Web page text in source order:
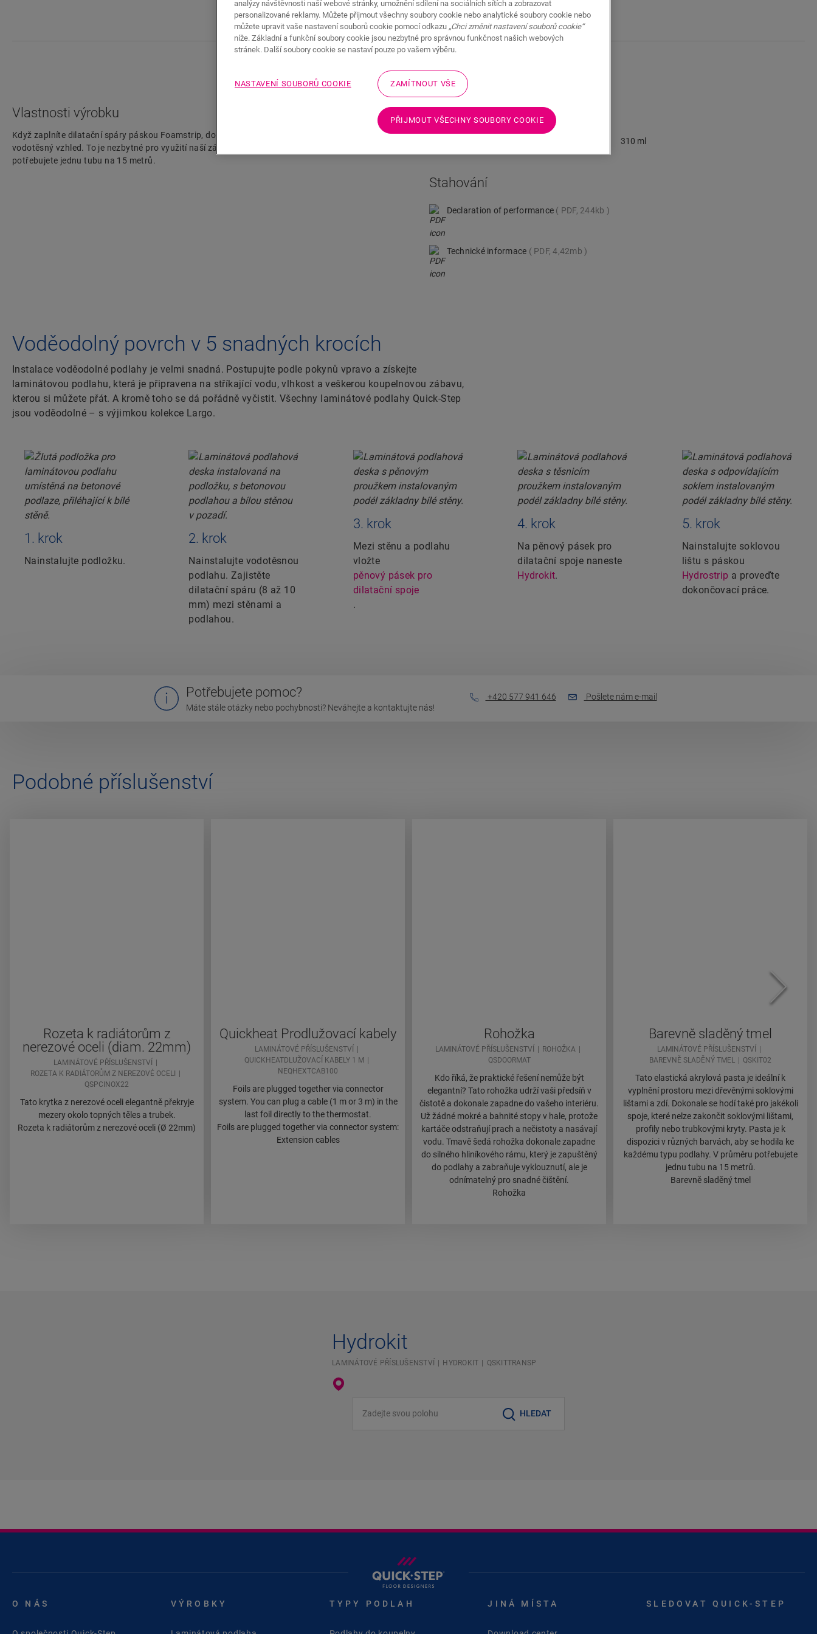
Rychlý přechod na Stahování
Vlastnosti výrobku
Když zaplníte dilatační spáry páskou Foamstrip, dodá tento průhledný silikon vaší podlaze
vodotěsný vzhled. To je nezbytné pro využití naší záruky na voděodolnost. V průměru
potřebujete jednu tubu na 15 metrů.
Technické informace
310 ml
Stahování
Declaration of performance PDF, 244kb
Technické informace PDF, 4,42mb
Voděodolný povrch v 5 snadných krocích
Instalace voděodolné podlahy je velmi snadná. Postupujte podle pokynů vpravo a získejte
laminátovou podlahu, která je připravena na stříkající vodu, vlhkost a veškerou koupelnovou zábavu,
kterou si můžete přát. A kromě toho se dá pořádně vyčistit. Všechny laminátové podlahy Quick-Step
jsou voděodolné – s výjimkou kolekce Largo.
1. krok
Nainstalujte podložku.
2. krok
Nainstalujte vodotěsnou
podlahu. Zajistěte
dilatační spáru (8 až 10
mm) mezi stěnami a
podlahou.
3. krok
Mezi stěnu a podlahu
vložte
pěnový pásek pro
dilatační spoje
.
4. krok
Na pěnový pásek pro
dilatační spoje naneste
Hydrokit.
5. krok
Nainstalujte soklovou
lištu s páskou
Hydrostrip a proveďte
dokončovací práce.
Potřebujete pomoc?
Máte stále otázky nebo pochybnosti? Neváhejte a kontaktujte nás!
+420 577 941 646 Pošlete nám e-mail
Podobné příslušenství
Rozeta k radiátorům z
nerezové oceli (diam. 22mm)
LAMINÁTOVÉ PŘÍSLUŠENSTVÍ
ROZETA K RADIÁTORŮM Z NEREZOVÉ OCELI
QSPCINOX22
Tato krytka z nerezové oceli elegantně překryje
mezery okolo topných těles a trubek.
Rozeta k radiátorům z nerezové oceli (Ø 22mm)
Quickheat Prodlužovací kabely
LAMINÁTOVÉ PŘÍSLUŠENSTVÍ
QUICKHEATDLUŽOVACÍ KABELY 1 M
NEQHEXTCAB100
Foils are plugged together via connector
system. You can plug a cable (1 m or 3 m) in the
last foil directly to the thermostat.
Foils are plugged together via connector system:
Extension cables
Rohožka
LAMINÁTOVÉ PŘÍSLUŠENSTVÍ
ROHOŽKA
QSDOORMAT
Kdo říká, že praktické řešení nemůže být
elegantní? Tato rohožka udrží vaši předsíň v
čistotě a dokonale zapadne do vašeho interiéru.
Už žádné mokré a bahnité stopy v hale, protože
kartáče odstraňují prach a nečistoty a nasávají
vodu. Tmavě šedá rohožka dokonale zapadne
do silného hliníkového rámu, který je zapuštěný
do podlahy a zabraňuje vyklouznutí, ale je
odnímatelný pro snadné čištění.
Rohožka
Barevně sladěný tmel
LAMINÁTOVÉ PŘÍSLUŠENSTVÍ
BAREVNĚ SLADĚNÝ TMEL
QSKIT02
Tato elastická akrylová pasta je ideální k
vyplnění prostoru mezi dřevěnými soklovými
lištami a zdí. Dokonale se hodí také pro jakékoli
spoje, které nelze zakončit soklovými lištami,
profily nebo trubkovými kryty. Pasta je k
dispozici v různých barvách, aby se hodila ke
každému typu podlahy. V průměru potřebujete
jednu tubu na 15 metrů.
Barevně sladěný tmel
Hydrokit
LAMINÁTOVÉ PŘÍSLUŠENSTVÍ HYDROKIT QSKITTRANSP
HLEDAT
O NÁS VÝROBKY TYPY PODLAH JINÁ MÍSTA SLEDOVAT QUICK-STEP
analýzy návštěvnosti naší webové stránky, umožnění sdílení na sociálních sítích a zobrazovat
personalizované reklamy. Můžete přijmout všechny soubory cookie nebo analytické soubory cookie nebo
můžete upravit vaše nastavení souborů cookie pomocí odkazu „Chci změnit nastavení souborů cookie“
níže. Základní a funkční soubory cookie jsou nezbytné pro správnou funkčnost našich webových
stránek. Další soubory cookie se nastaví pouze po vašem výběru.
NASTAVENÍ SOUBORŮ COOKIE ZAMÍTNOUT VŠE
PŘIJMOUT VŠECHNY SOUBORY COOKIE